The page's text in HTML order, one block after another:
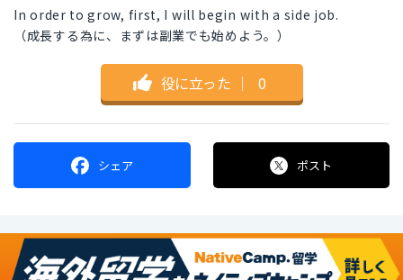
In order to grow, first, I will begin with a side job.
（成長する為に、まずは副業でも始めよう。）
役に立った ｜ 0
シェア ポスト